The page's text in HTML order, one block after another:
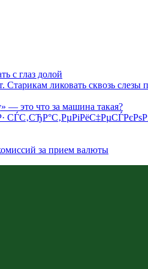
с глаз долой
Старикам ликовать сквозь слезы
— это что за машина такая?
за прием валюты